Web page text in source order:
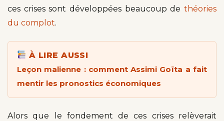
ces crises sont développées beaucoup de théories
du complot.
À LIRE AUSSI
Leçon malienne : comment Assimi Goïta a fait
mentir les pronostics économiques
Alors que le fondement de ces crises relèverait